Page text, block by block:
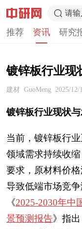
请输
推荐 资讯 研究
镀锌板行业现
建材 GuoMeng 2025/12/1
镀锌板行业现状
当前，镀锌板行
领域需求持续收
要求，原材料价
导致低端市场竞争
《2025-2030年中
景预测报告》 指